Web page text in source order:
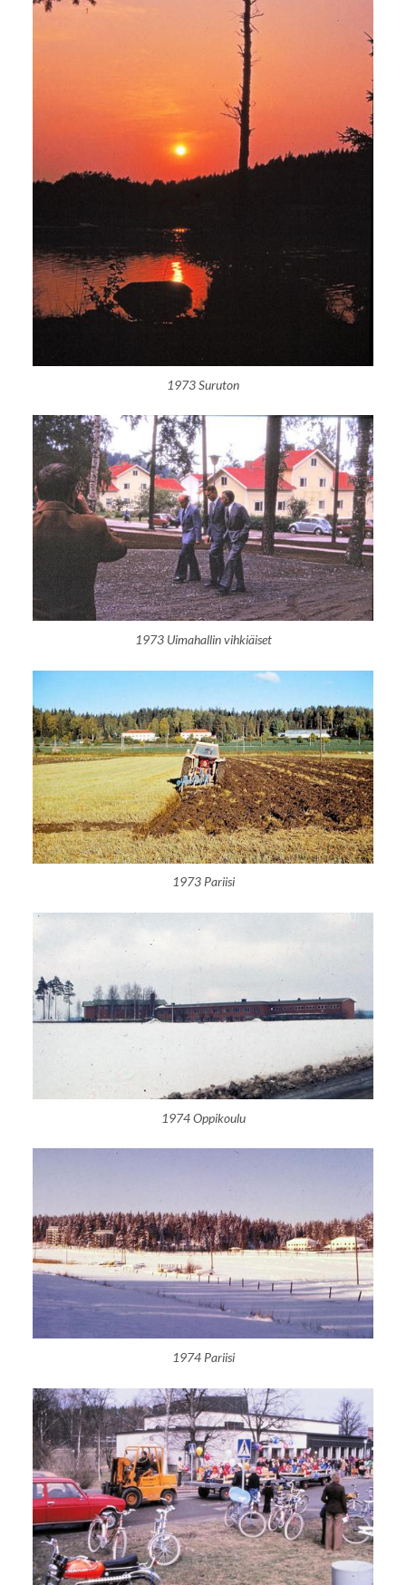
1973 Suruton
1973 Uimahallin vihkiäiset
1973 Pariisi
1974 Oppikoulu
1974 Pariisi